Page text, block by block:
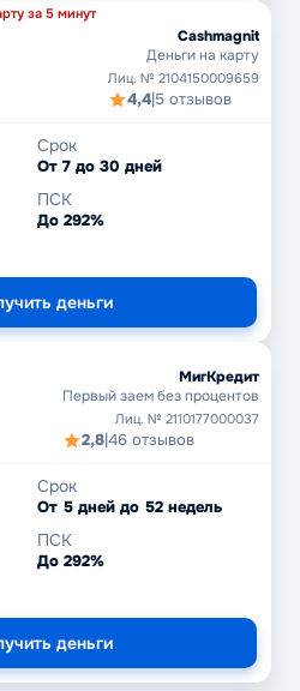
за 5 минут
Cashmagnit
Деньги на карту
Лиц. № 2104150009659
4,4|5 отзывов
Срок
От 7 до 30 дней
ПСК
До 292%
деньги
МигКредит
Первый заем без процентов
Лиц. № 2110177000037
2,8|46 отзывов
Срок
От 5 дней до 52 недель
ПСК
До 292%
деньги